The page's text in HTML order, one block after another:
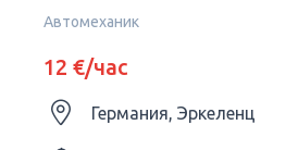
Автомеханик
12 €/час
Германия, Эркеленц